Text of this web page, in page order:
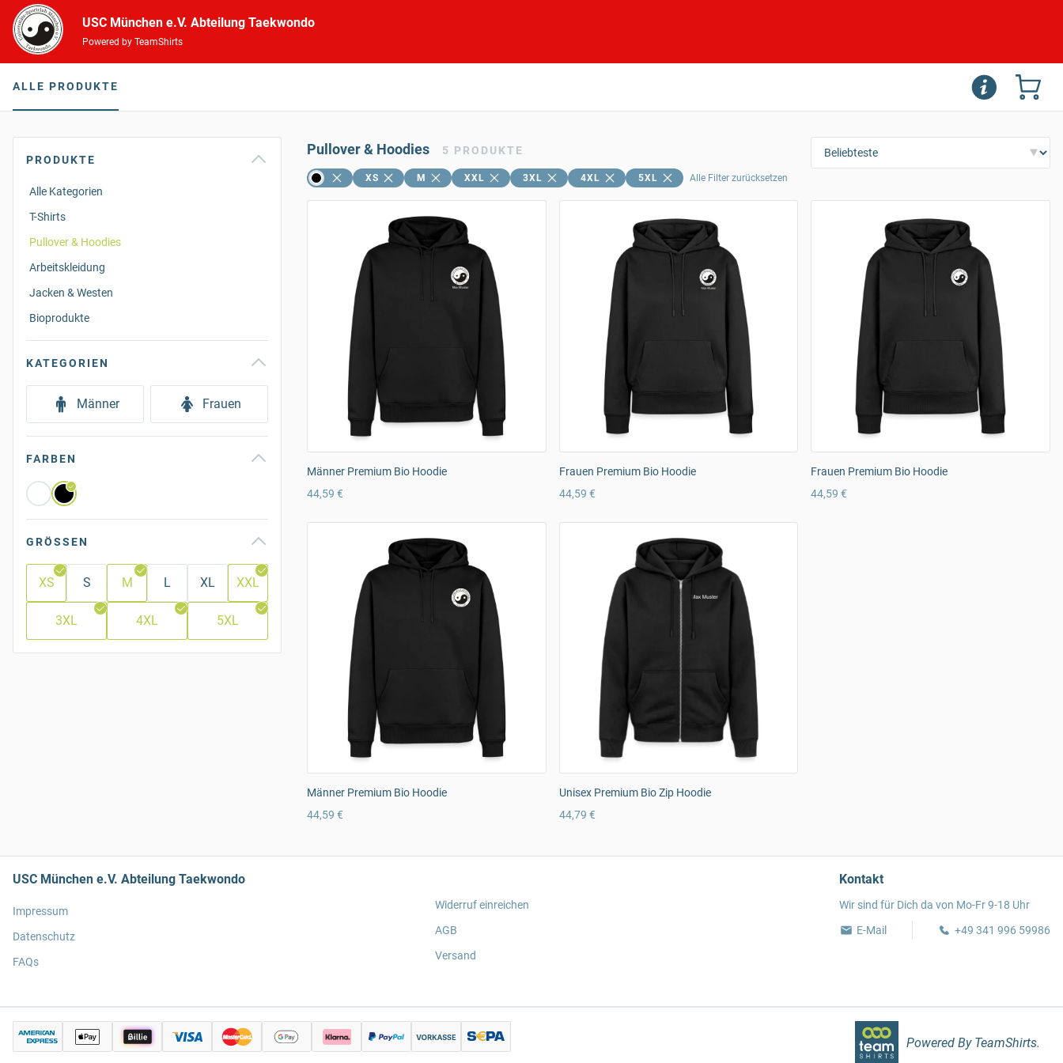
USC München e.V. Abteilung Taekwondo
Powered by TeamShirts
ALLE PRODUKTE
PRODUKTE
Alle Kategorien
T-Shirts
Pullover & Hoodies
Arbeitskleidung
Jacken & Westen
Bioprodukte
KATEGORIEN
Männer Frauen
FARBEN
GRÖSSEN
XS S M L XL XXL
3XL 4XL 5XL
Pullover & Hoodies 5 PRODUKTE
XS M XXL 3XL 4XL 5XL Alle Filter zurücksetzen
Männer Premium Bio Hoodie
44,59 €
Frauen Premium Bio Hoodie
44,59 €
Frauen Premium Bio Hoodie
44,59 €
Männer Premium Bio Hoodie
44,59 €
Unisex Premium Bio Zip Hoodie
44,79 €
USC München e.V. Abteilung Taekwondo
Impressum
Datenschutz
FAQs
Widerruf einreichen
AGB
Versand
Kontakt
Wir sind für Dich da von Mo-Fr 9-18 Uhr
E-Mail
+49 341 996 59986
Powered By TeamShirts.